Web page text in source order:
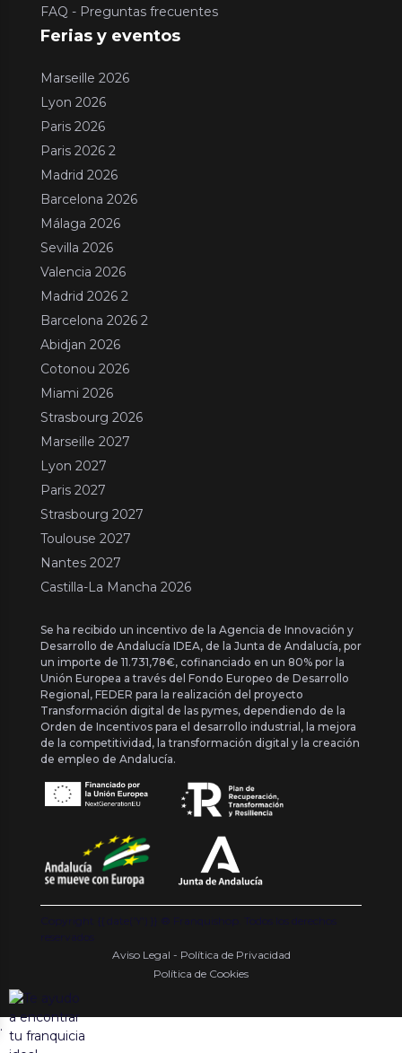
FAQ - Preguntas frecuentes
Ferias y eventos
Marseille 2026
Lyon 2026
Paris 2026
Paris 2026 2
Madrid 2026
Barcelona 2026
Málaga 2026
Sevilla 2026
Valencia 2026
Madrid 2026 2
Barcelona 2026 2
Abidjan 2026
Cotonou 2026
Miami 2026
Strasbourg 2026
Marseille 2027
Lyon 2027
Paris 2027
Strasbourg 2027
Toulouse 2027
Nantes 2027
Castilla-La Mancha 2026
Se ha recibido un incentivo de la Agencia de Innovación y
Desarrollo de Andalucía IDEA, de la Junta de Andalucía, por
un importe de 11.731,78€, cofinanciado en un 80% por la
Unión Europea a través del Fondo Europeo de Desarrollo
Regional, FEDER para la realización del proyecto
Transformación digital de las pymes, dependiendo de la
Orden de Incentivos para el desarrollo industrial, la mejora
de la competitividad, la transformación digital y la creación
de empleo de Andalucía.
Copyright {{ date('Y') }} ® Franquishop. Todos los derechos
reservados
Aviso Legal - Política de Privacidad
Política de Cookies
.